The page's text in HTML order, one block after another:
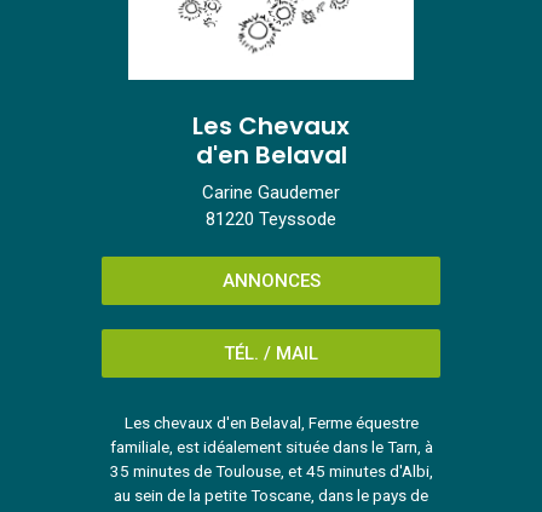
Les Chevaux
d'en Belaval
Carine Gaudemer
81220 Teyssode
ANNONCES
TÉL. / MAIL
Les chevaux d'en Belaval, Ferme équestre
familiale, est idéalement située dans le Tarn, à
35 minutes de Toulouse, et 45 minutes d'Albi,
au sein de la petite Toscane, dans le pays de